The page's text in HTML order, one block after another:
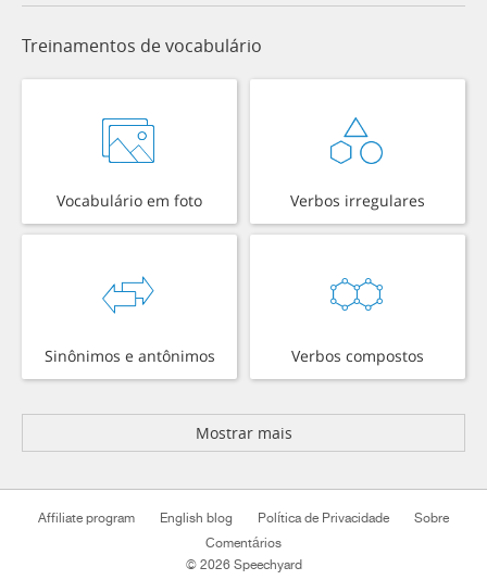
Treinamentos de vocabulário
Vocabulário em foto Verbos irregulares
Sinônimos e antônimos Verbos compostos
Mostrar mais
Affiliate program English blog Política de Privacidade
Sobre
Comentários
© 2026 Speechyard